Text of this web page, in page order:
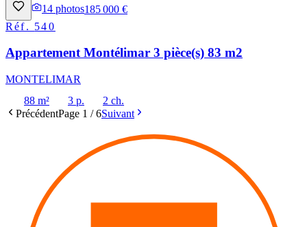
14 photos185 000 €
Réf. 540
Appartement Montélimar 3 pièce(s) 83 m2
MONTELIMAR
88 m²
3 p.
2 ch.
PrécédentPage 1 /6Suivant